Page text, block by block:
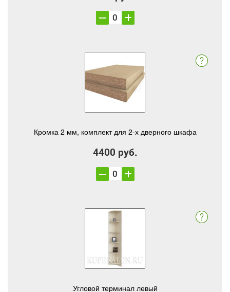
Кромка 2 мм, комплект для 2-х дверного шкафа
4400 руб.
Угловой терминал левый